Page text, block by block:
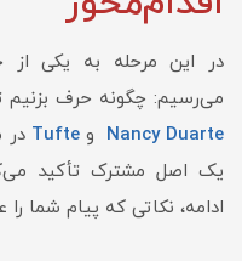
در این مرحله به یکی
می‌رسیم: چگونه حرف بزنیم
Nancy Duarte وTufte در
یک اصل مشترک تأکید
ادامه، نکاتی که پیام شما